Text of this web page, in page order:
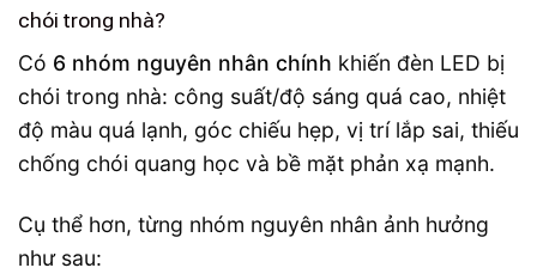
chói trong nhà?
Có 6 nhóm nguyên nhân chính khiến đèn LED bị
chói trong nhà: công suất/độ sáng quá cao, nhiệt
độ màu quá lạnh, góc chiếu hẹp, vị trí lắp sai, thiếu
chống chói quang học và bề mặt phản xạ mạnh.
Cụ thể hơn, từng nhóm nguyên nhân ảnh hưởng
như sau: